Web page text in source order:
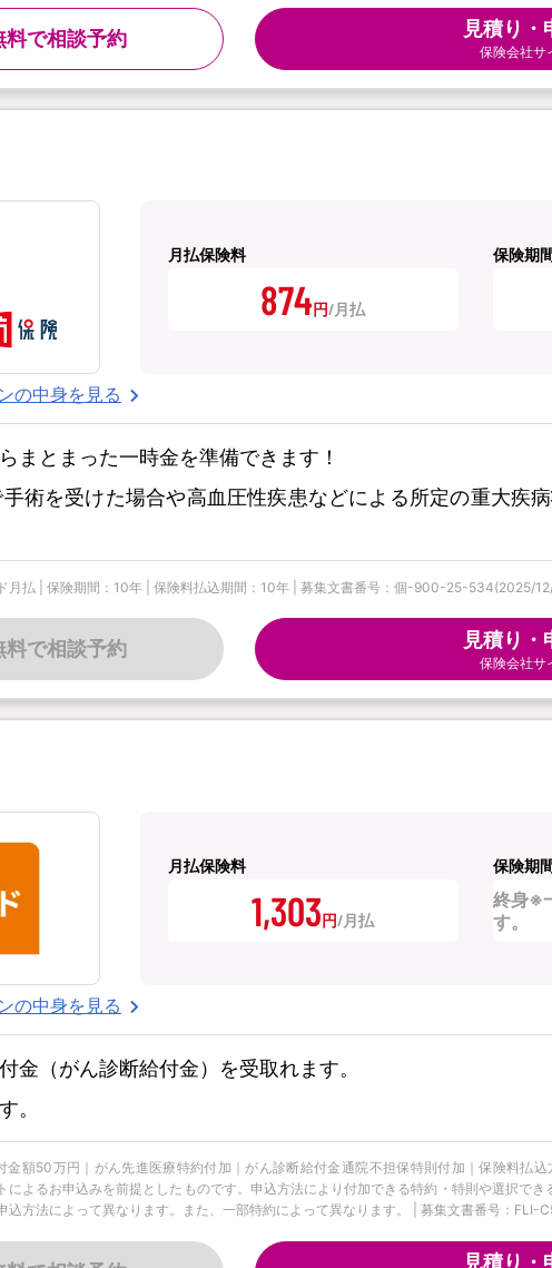
料で相談予約 見積り・
保険会社サ
月払保険料
874円
保険期
の中身を見る
まとまった一時金を準備できます！
術を受けた場合や高血圧性疾患などによる所定の重大疾
月払 | 保険期間：10年 | 保険料払込期間：10年 | 募集文書番号：個-900-25-534(2025/
料で相談予約 見積り・
保険会社サ
月払保険料
1,303円
保険期
終身※
す。
の中身を見る
（がん診断給付金）を受取れます。
。
額50万円｜がん先進医療特約付加｜がん診断給付金通院不担保特則付加｜保険料払込
よるお申込みを前提としたものです。申込方法により付加できる特約・特則や選択でき
方法によって異なります。また、一部特約によって異なります。 | 募集文書番号：
見積り・